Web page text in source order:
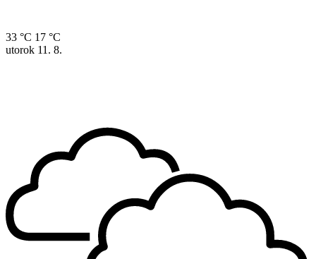
33 °C 17 °C
utorok 11. 8.